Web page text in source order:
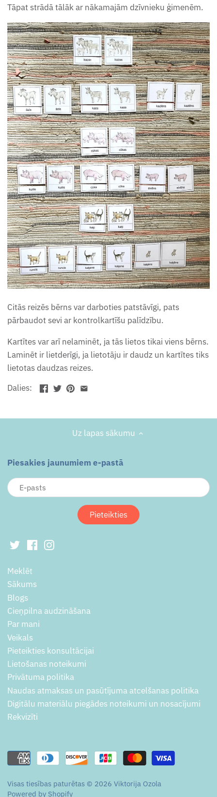
Tāpat strādā tālāk ar nākamajām dzīvnieku ģimenēm.
Citās reizēs bērns var darboties patstāvīgi, pats
pārbaudot sevi ar kontrolkartīšu palīdzību.
Kartītes var arī nelaminēt, ja tās lietos tikai viens bērns.
Laminēt ir lietderīgi, ja lietotāju ir daudz un kartītes tiks
lietotas daudzas reizes.
Dalies:
Uz lapas sākumu
Piesakies jaunumiem e-pastā
Meklēt
Sākums
Blogs
Cieņpilna audzināšana
Par mani
Veikals
Pieteikties konsultācijai
Lietošanas noteikumi
Privātuma politika
Naudas atmaksas un pasūtījuma atcelšanas politika
Digitālu materiālu piegādes noteikumi un nosacījumi
Rekvizīti
Visas tiesības paturētas © 2026 Viktorija Ozola
Powered by Shopify